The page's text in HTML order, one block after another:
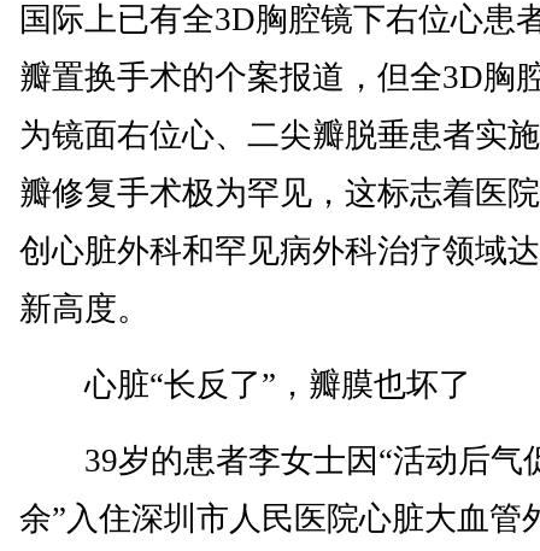
国际上已有全3D胸腔镜下右位心患
瓣置换手术的个案报道，但全3D胸
为镜面右位心、二尖瓣脱垂患者实
瓣修复手术极为罕见，这标志着医
创心脏外科和罕见病外科治疗领域
新高度。
心脏“长反了”，瓣膜也坏了
39岁的患者李女士因“活动后气
余”入住深圳市人民医院心脏大血管